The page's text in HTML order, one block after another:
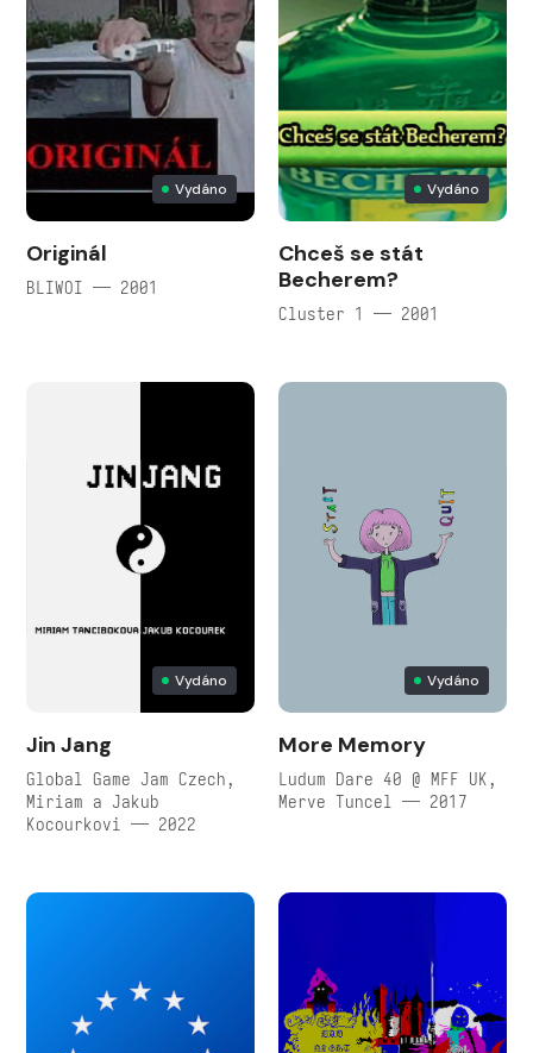
Vydáno
Originál
BLIWOI — 2001
Vydáno
Chceš se stát
Becherem?
Cluster 1 — 2001
Vydáno
Jin Jang
Global Game Jam Czech,
Miriam a Jakub
Kocourkovi — 2022
Vydáno
More Memory
Ludum Dare 40 @ MFF UK,
Merve Tuncel — 2017